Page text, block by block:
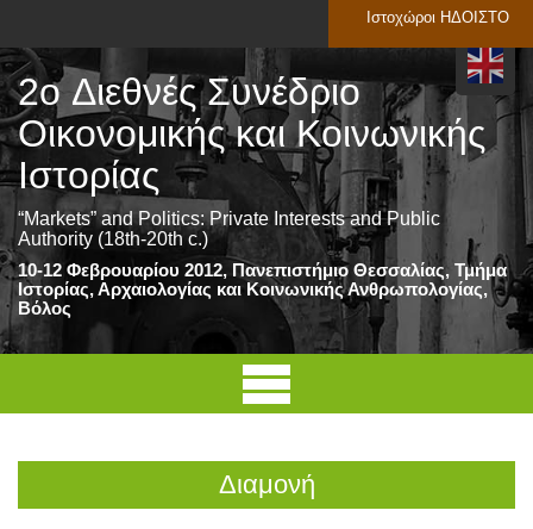
Ιστοχώροι ΗΔΟΙΣΤΟ
2o Διεθνές Συνέδριο
Οικονομικής και Κοινωνικής
Ιστορίας
“Markets” and Politics: Private Interests and Public
Authority (18th-20th c.)
10-12 Φεβρουαρίου 2012, Πανεπιστήμιο Θεσσαλίας, Τμήμα
Ιστορίας, Αρχαιολογίας και Κοινωνικής Ανθρωπολογίας,
Βόλος
Διαμονή